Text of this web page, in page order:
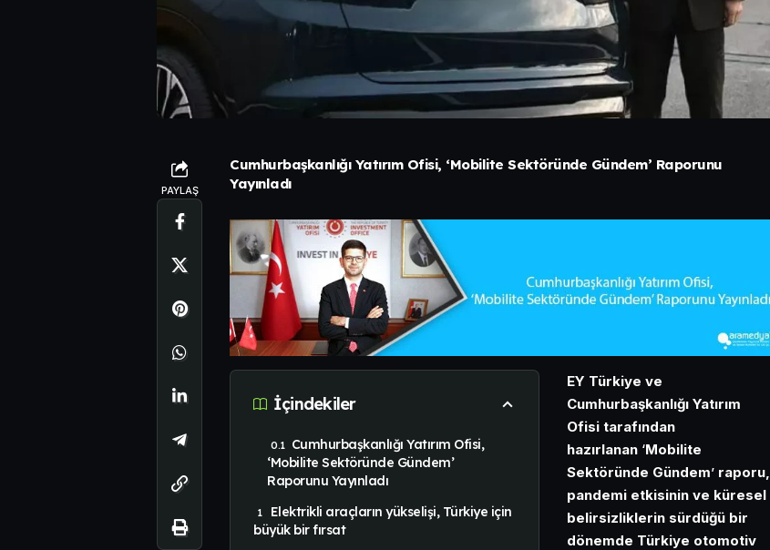
PAYLAŞ
Cumhurbaşkanlığı Yatırım Ofisi, ‘Mobilite Sektöründe Gündem’ Raporunu
Yayınladı
İçindekiler
Cumhurbaşkanlığı Yatırım Ofisi,
‘Mobilite Sektöründe Gündem’
Raporunu Yayınladı
Elektrikli araçların yükselişi, Türkiye için
büyük bir fırsat
EY Türkiye ve
Cumhurbaşkanlığı Yatırım
Ofisi tarafından
hazırlanan ‘Mobilite
Sektöründe Gündem’ raporu,
pandemi etkisinin ve küresel
belirsizliklerin sürdüğü bir
dönemde Türkiye otomotiv